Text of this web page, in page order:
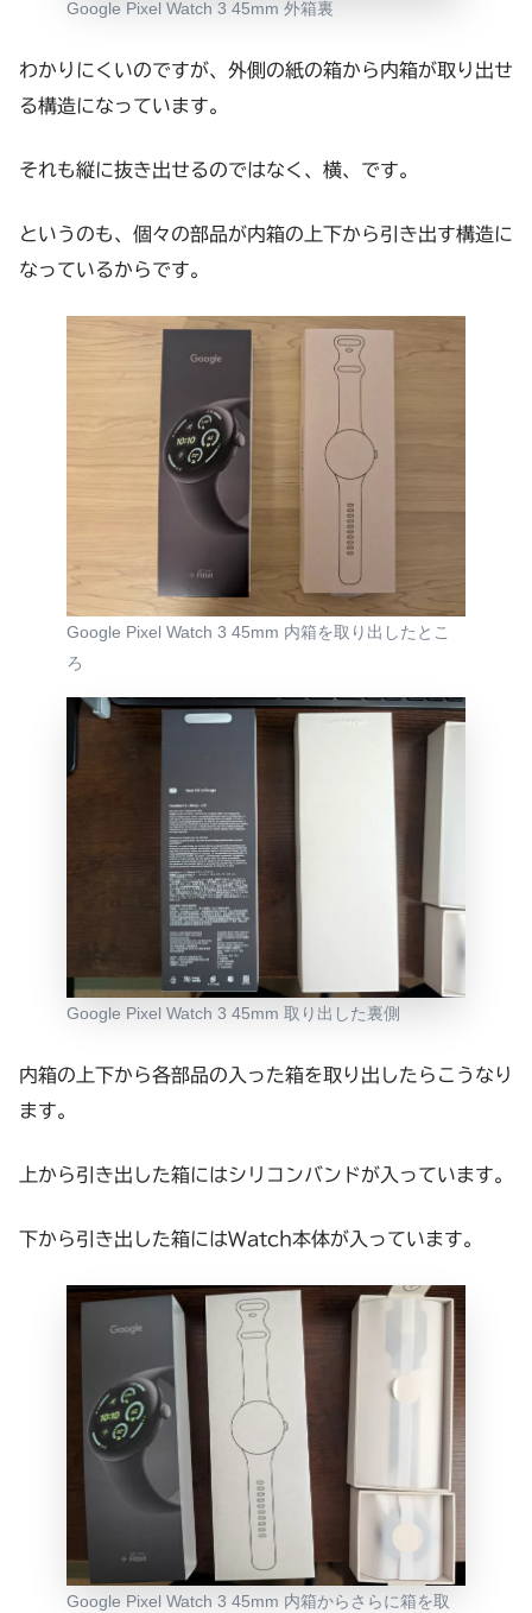
Google Pixel Watch 3 45mm 外箱裏
わかりにくいのですが、外側の紙の箱から内箱が取り出せ
る構造になっています。
それも縦に抜き出せるのではなく、横、です。
というのも、個々の部品が内箱の上下から引き出す構造に
なっているからです。
Google Pixel Watch 3 45mm 内箱を取り出したとこ
ろ
Google Pixel Watch 3 45mm 取り出した裏側
内箱の上下から各部品の入った箱を取り出したらこうなり
ます。
上から引き出した箱にはシリコンバンドが入っています。
下から引き出した箱にはWatch本体が入っています。
Google Pixel Watch 3 45mm 内箱からさらに箱を取